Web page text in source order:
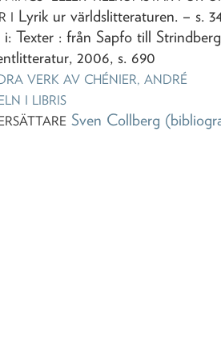
I Lyrik ur världslitteraturen. – s.
Texter : från Sapfo till
2006, s. 690
VERK AV CHÉNIER, ANDRÉ
I LIBRIS
Sven Collberg